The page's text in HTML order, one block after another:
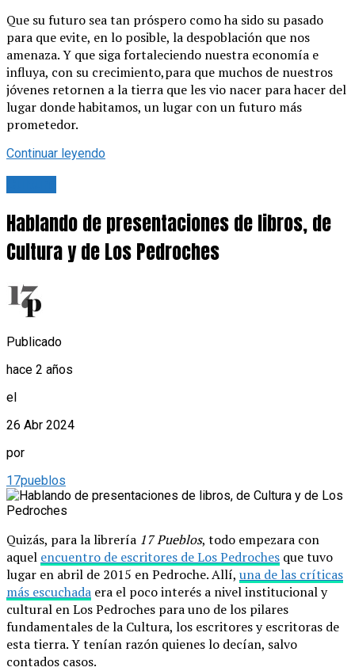
Que su futuro sea tan próspero como ha sido su pasado
para que evite, en lo posible, la despoblación que nos
amenaza. Y que siga fortaleciendo nuestra economía e
influya, con su crecimiento,para que muchos de nuestros
jóvenes retornen a la tierra que les vio nacer para hacer del
lugar donde habitamos, un lugar con un futuro más
prometedor.
Continuar leyendo
Hablando de presentaciones de libros, de
Cultura y de Los Pedroches
Publicado
hace 2 años
el
26 Abr 2024
por
17pueblos
Quizás, para la librería 17 Pueblos, todo empezara con
aquel encuentro de escritores de Los Pedroches que tuvo
lugar en abril de 2015 en Pedroche. Allí, una de las críticas
más escuchada era el poco interés a nivel institucional y
cultural en Los Pedroches para uno de los pilares
fundamentales de la Cultura, los escritores y escritoras de
esta tierra. Y tenían razón quienes lo decían, salvo
contados casos.